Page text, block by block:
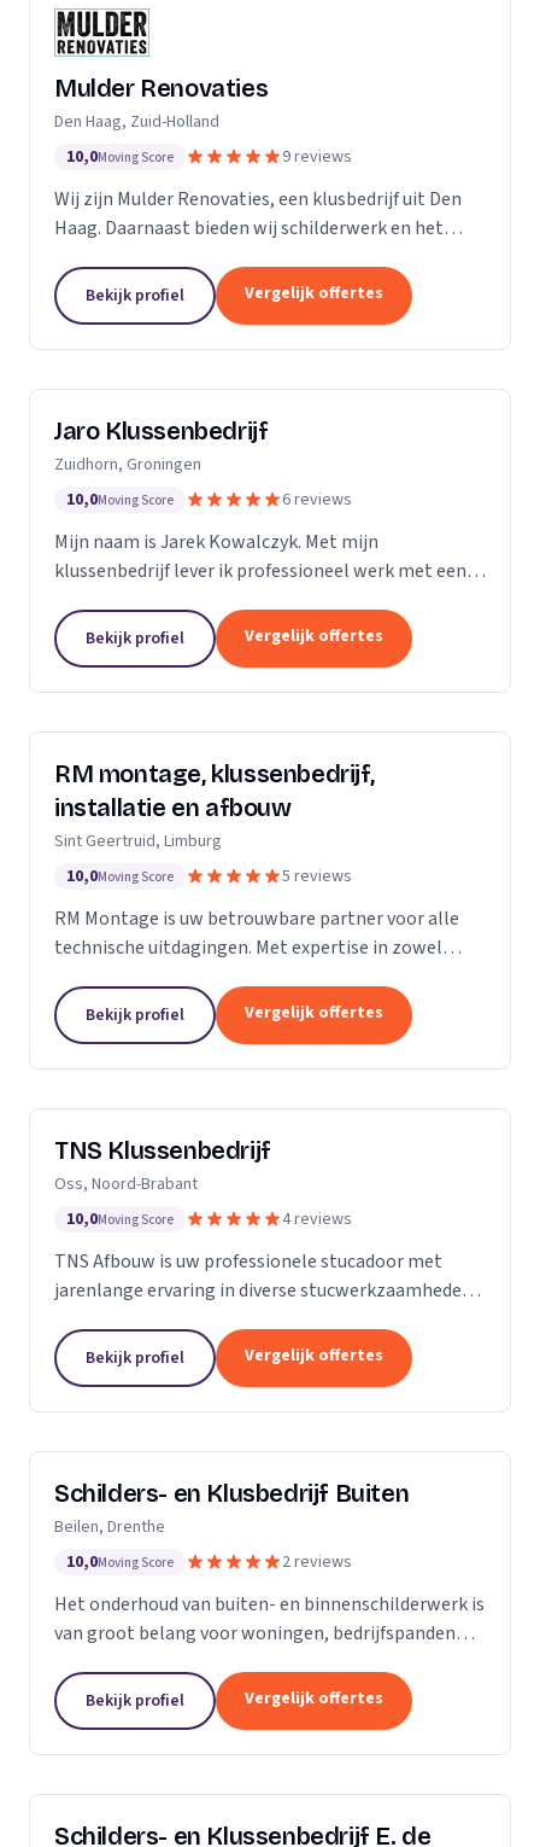
Mulder Renovaties
Den Haag, Zuid-Holland
10,0Moving Score 9 reviews
Wij zijn Mulder Renovaties, een klusbedrijf uit Den
Haag. Daarnaast bieden wij schilderwerk en het
Bekijk profiel Vergelijk offertes
Jaro Klussenbedrijf
Zuidhorn, Groningen
10,0Moving Score 6 reviews
Mijn naam is Jarek Kowalczyk. Met mijn
klussenbedrijf lever ik professioneel werk met een
woning of bedrijfspand binnen enkele dagen
geregeld? Ik...
Bekijk profiel Vergelijk offertes
RM montage, klussenbedrijf,
installatie en afbouw
Sint Geertruid, Limburg
10,0Moving Score 5 reviews
RM Montage is uw betrouwbare partner voor alle
technische uitdagingen. Met expertise in zowel
een breed scala aan diensten aan. Van meterkasten
en...
Bekijk profiel Vergelijk offertes
TNS Klussenbedrijf
Oss, Noord-Brabant
10,0Moving Score 4 reviews
TNS Afbouw is uw professionele stucadoor met
jarenlange ervaring in diverse stucwerkzaamheden.
voorbereidingen, apparatuur, kleurkeuzes en andere
details. Onze...
Bekijk profiel Vergelijk offertes
Schilders- en Klusbedrijf Buiten
Beilen, Drenthe
10,0Moving Score 2 reviews
Het onderhoud van buiten- en binnenschilderwerk is
van groot belang voor woningen, bedrijfspanden
heeft ook een beschermende functie tegen...
Bekijk profiel Vergelijk offertes
Schilders- en Klussenbedrijf E. de